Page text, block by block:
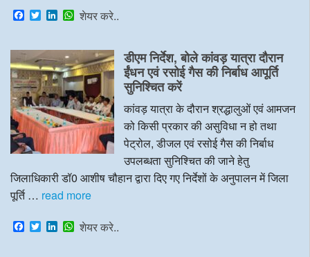
F
a
e
b
o
o
k
T
w
t
t
e
r
L
k
e
d
I
n
W
t
s
A
p
p
शेयर करे..
डीएम निर्देश, बोले कांवड़ यात्रा दौरान
ईंधन एवं रसोई गैस की निर्बाध आपूर्ति
सुनिश्चित करें
कांवड़ यात्रा के दौरान श्रद्धालुओं एवं आमजन
को किसी प्रकार की असुविधा न हो तथा
पेट्रोल, डीजल एवं रसोई गैस की निर्बाध
उपलब्धता सुनिश्चित की जाने हेतु
जिलाधिकारी डॉ0 आशीष चौहान द्वारा दिए गए निर्देशों के अनुपालन में जिला
पूर्ति … read more
F
a
T
w
L W
शेयर करे..